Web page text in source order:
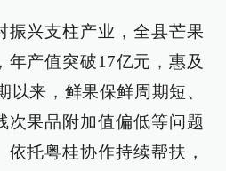
振兴支柱产业，全县芒果
年产值突破17亿元，惠及
以来，鲜果保鲜周期短、
次果品附加值偏低等问题
托粤桂协作持续帮扶，